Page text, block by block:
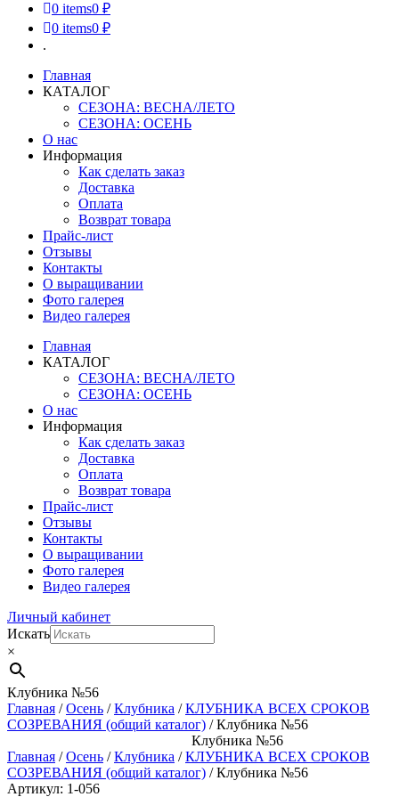
0 items0 ₽
0 items0 ₽
.
Главная
КАТАЛОГ
СЕЗОНА: ВЕСНА/ЛЕТО
СЕЗОНА: ОСЕНЬ
О нас
Информация
Как сделать заказ
Доставка
Оплата
Возврат товара
Прайс-лист
Отзывы
Контакты
О выращивании
Фото галерея
Видео галерея
Главная
КАТАЛОГ
СЕЗОНА: ВЕСНА/ЛЕТО
СЕЗОНА: ОСЕНЬ
О нас
Информация
Как сделать заказ
Доставка
Оплата
Возврат товара
Прайс-лист
Отзывы
Контакты
О выращивании
Фото галерея
Видео галерея
Личный кабинет
Искать
×
Клубника №56
Главная /Осень /Клубника /КЛУБНИКА ВСЕХ СРОКОВ
СОЗРЕВАНИЯ (общий каталог) / Клубника №56
Клубника №56
Главная /Осень /Клубника /КЛУБНИКА ВСЕХ СРОКОВ
СОЗРЕВАНИЯ (общий каталог) / Клубника №56
Артикул: 1-056